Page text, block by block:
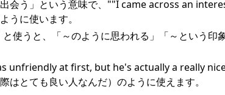
会う」という意味で、""I came across an
うに使います。
使うと、「～のように思われる」「～という印
unfriendly at first, but he's actually a really
はとても良い人なんだ）のように使えます。